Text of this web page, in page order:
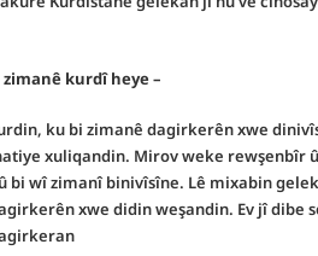
– Li gor we çi astengî li hember pêşvebirina zimanê kurdî heye?
ku bi zimanê dagirkerên xwe
xuliqandin. Mirov weke rewşenbîr
wî zimanî binivîsîne. Lê mixabin
xwe didin weşandin. Ev jî dibe